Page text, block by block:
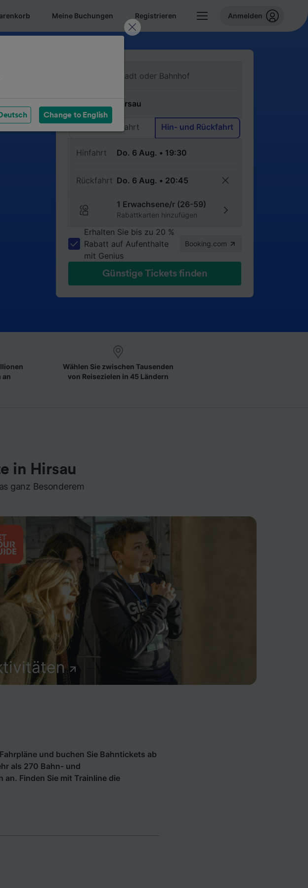
Meine Buchungen Registrieren Anmelden
Einfache Fahrt Hin- und Rückfahrt
Hinfahrt
Rückfahrt
1 Erwachsene/r (26-59)
Rabattkarten hinzufügen
Erhalten Sie bis zu 20 %
Rabatt auf Aufenthalte
mit Genius
Booking.com
Günstige Tickets finden
an
Wählen Sie zwischen Tausenden
von Reisezielen in 45 Ländern
in Hirsau
ganz Besonderem
und buchen Sie Bahntickets ab
als 270 Bahn- und
an. Finden Sie mit Trainline die
Change to English